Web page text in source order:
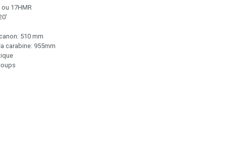
ou 17HMR
510 mm
carabine: 955mm